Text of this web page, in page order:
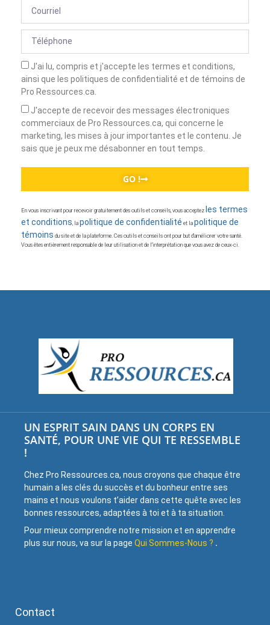
J'ai lu, compris et j'accepte les termes et conditions,
ainsi que les politiques de confidentialité et de témoins de
Pro Ressources.ca.
J'accepte de recevoir des messages électroniques
commerciaux de Pro Ressources.ca, qui concerne le
marketing, les mises à jour importantes et le contenu. Je
sais que je peux me désabonner en tout temps.
GO !
En vous inscrivant pour recevoir gratuitement des outils et conseils, vous acceptez les termes
et conditions , la politique de confidentialité et la politique de
témoins du site et de la plateforme. Ces outils et conseils ont pour but d’améliorer votre santé.
Vous êtes entièrement responsable de leur utilisation et de l’interprétation que vous avez de ceux-ci.
UN ESPRIT SAIN DANS UN CORPS EN
SANTÉ, POUR UNE VIE QUI TE RESSEMBLE
!
Chez Pro Ressources.ca, nous croyons que chaque être
humain a les clés du succès et du bonheur entre ses
mains et nous voulons t’aider dans cette quête avec les
bonnes ressources, adaptées à toi et à ta situation.
Pour mieux comprendre notre mission et en apprendre
plus sur nous, va sur la page Qui Sommes-Nous ? .
Contact